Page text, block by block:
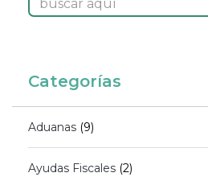
Categorías
Aduanas (9)
Ayudas Fiscales (2)